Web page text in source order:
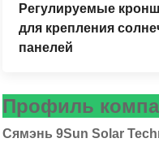
Регулируемые
для крепления
панелей
Профиль
Сямэнь 9Sun Solar